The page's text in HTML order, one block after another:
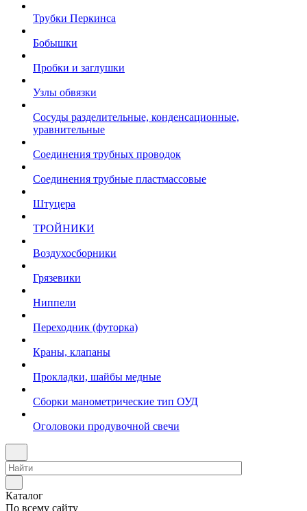
Трубки Перкинса
Бобышки
Пробки и заглушки
Узлы обвязки
Сосуды разделительные, конденсационные,
уравнительные
Соединения трубных проводок
Соединения трубные пластмассовые
Штуцера
ТРОЙНИКИ
Воздухосборники
Грязевики
Ниппели
Переходник (футорка)
Краны, клапаны
Прокладки, шайбы медные
Сборки манометрические тип ОУД
Оголовоки продувочной свечи
Каталог
По всему сайту